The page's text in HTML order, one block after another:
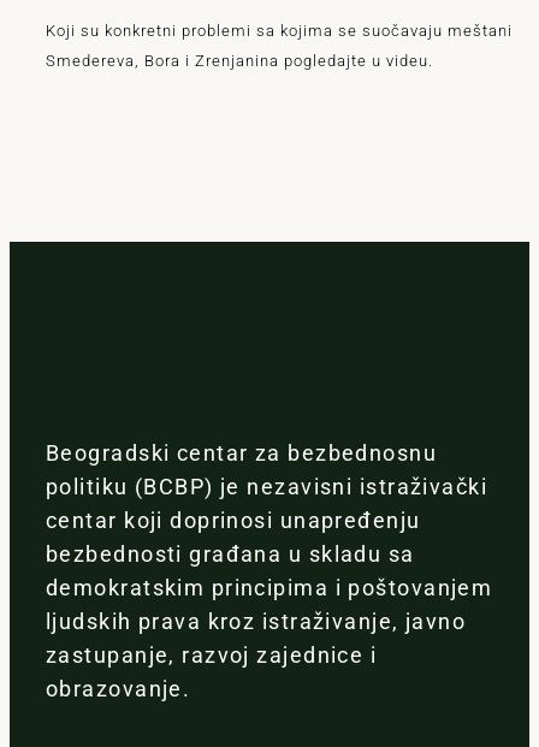
Koji su konkretni problemi sa kojima se suočavaju meštani
Smedereva, Bora i Zrenjanina pogledajte u videu.
Beogradski centar za bezbednosnu
politiku (BCBP) je nezavisni istraživački
centar koji doprinosi unapređenju
bezbednosti građana u skladu sa
demokratskim principima i poštovanjem
ljudskih prava kroz istraživanje, javno
zastupanje, razvoj zajednice i
obrazovanje.